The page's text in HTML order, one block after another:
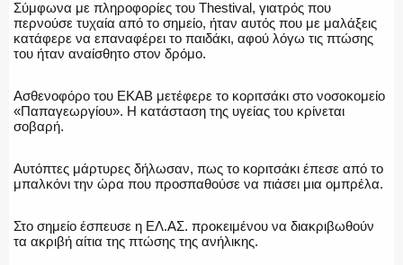
ΑΣΤΥΝΟΜΙΚΟ ΡΕΠΟΡΤΑΖ
Σύμφωνα με πληροφορίες του Thestival, γιατρός που
περνούσε τυχαία από το σημείο, ήταν αυτός που με μαλάξεις
κατάφερε να επαναφέρει το παιδάκι, αφού λόγω τις πτώσης
του ήταν αναίσθητο στον δρόμο.
Ασθενοφόρο του ΕΚΑΒ μετέφερε το κοριτσάκι στο νοσοκομείο
«Παπαγεωργίου». Η κατάσταση της υγείας του κρίνεται
σοβαρή.
Αυτόπτες μάρτυρες δήλωσαν, πως το κοριτσάκι έπεσε από το
μπαλκόνι την ώρα που προσπαθούσε να πιάσει μια ομπρέλα.
Στο σημείο έσπευσε η ΕΛ.ΑΣ. προκειμένου να διακριβωθούν
τα ακριβή αίτια της πτώσης της ανήλικης.